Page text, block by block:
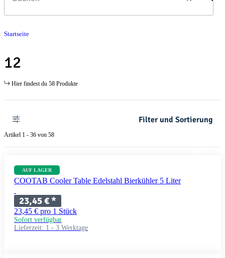
Startseite
12
Hier findest du 58 Produkte
Filter und Sortierung
Artikel 1 - 36 von 58
AUF LAGER
COOTAB Cooler Table Edelstahl Bierkühler 5 Liter
23,45 €*
23,45 € pro 1 Stück
Sofort verfügbar
Lieferzeit: 1 - 3 Werktage